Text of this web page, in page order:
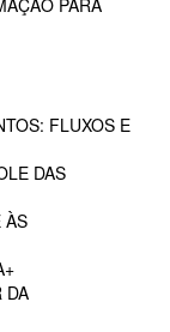
PARA
FLUXOS E
DAS
ÀS
DA